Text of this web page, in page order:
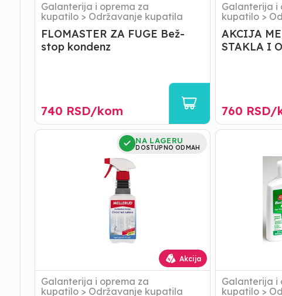
Galanterija i oprema za
kupatilo > Održavanje kupatila
FLOMASTER ZA FUGE Bež-
stop kondenz
740 RSD/kom
Galanterija i
kupatilo >
AKCIJA
STAKLA I
760 RSD/
ČISTAČ
Akcija
NA LAGERU
DOSTUPNO ODMAH
Galanterija i oprema za
kupatilo > Održavanje kupatila
CREAM
87504100099
Galanterija i
kupatilo >